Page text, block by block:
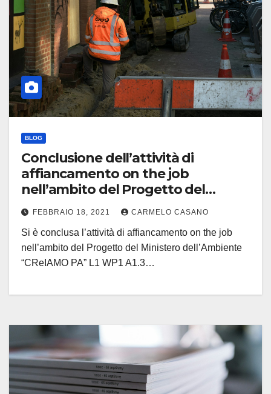
BLOG
Conclusione dell’attività di
affiancamento on the job
nell’ambito del Progetto del
Ministero dell’Ambiente “CReIAMO
PA” L1 WP1 A1.3.
FEBBRAIO 18, 2021 CARMELO CASANO
Si è conclusa l’attività di affiancamento on the job
nell’ambito del Progetto del Ministero dell’Ambiente
“CReIAMO PA” L1 WP1 A1.3…